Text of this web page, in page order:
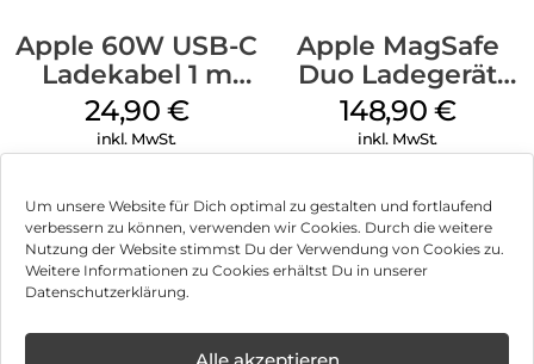
Um unsere Website für Dich optimal zu gestalten und fortlaufend
verbessern zu können, verwenden wir Cookies. Durch die weitere
Nutzung der Website stimmst Du der Verwendung von Cookies zu.
Weitere Informationen zu Cookies erhältst Du in unserer
Datenschutzerklärung.
Alle akzeptieren
Apple 60W USB-C
Ladekabel 1 m
Weiß
24,90 €
inkl. MwSt.
Apple MagSafe
Duo Ladegerät
Weiß
148,90 €
inkl. MwSt.
Impressum